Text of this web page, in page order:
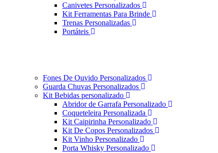
Canivetes Personalizados
Kit Ferramentas Para Brinde
Trenas Personalizadas
Portáteis
Fones De Ouvido Personalizados
Guarda Chuvas Personalizados
Kit Bebidas personalizado
Abridor de Garrafa Personalizado
Coqueteleira Personalizada
Kit Caipirinha Personalizado
Kit De Copos Personalizados
Kit Vinho Personalizado
Porta Whisky Personalizado